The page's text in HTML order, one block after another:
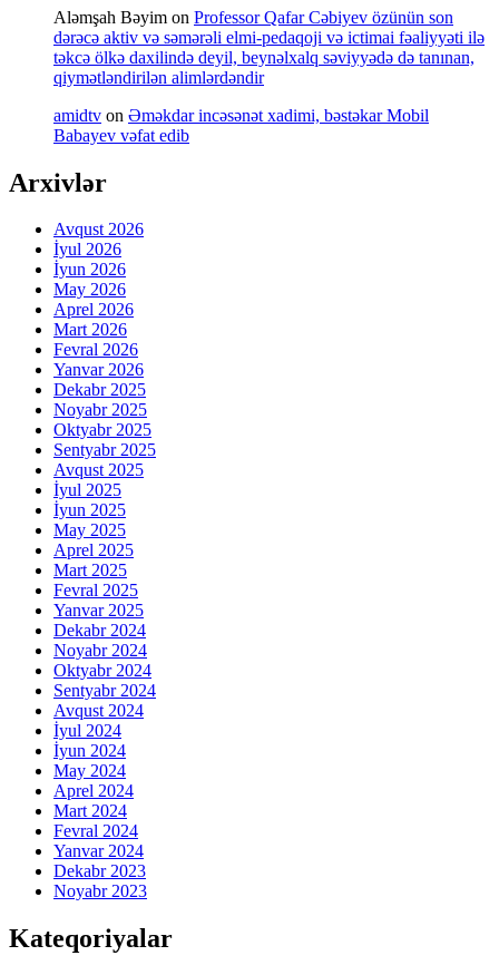
Aləmşah Bəyim on Professor Qafar Cəbiyev özünün son
dərəcə aktiv və səmərəli elmi-pedaqoji və ictimai fəaliyyəti ilə
təkcə ölkə daxilində deyil, beynəlxalq səviyyədə də tanınan,
qiymətləndirilən alimlərdəndir
amidtv on Əməkdar incəsənət xadimi, bəstəkar Mobil
Babayev vəfat edib
Arxivlər
Avqust 2026
İyul 2026
İyun 2026
May 2026
Aprel 2026
Mart 2026
Fevral 2026
Yanvar 2026
Dekabr 2025
Noyabr 2025
Oktyabr 2025
Sentyabr 2025
Avqust 2025
İyul 2025
İyun 2025
May 2025
Aprel 2025
Mart 2025
Fevral 2025
Yanvar 2025
Dekabr 2024
Noyabr 2024
Oktyabr 2024
Sentyabr 2024
Avqust 2024
İyul 2024
İyun 2024
May 2024
Aprel 2024
Mart 2024
Fevral 2024
Yanvar 2024
Dekabr 2023
Noyabr 2023
Kateqoriyalar